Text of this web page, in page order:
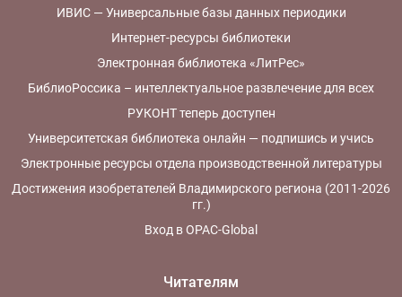
ИВИС — Универсальные базы данных периодики
Интернет-ресурсы библиотеки
Электронная библиотека «ЛитРес»
БиблиоРоссика – интеллектуальное развлечение для всех
РУКОНТ теперь доступен
Университетская библиотека онлайн — подпишись и учись
Электронные ресурсы отдела производственной литературы
Достижения изобретателей Владимирского региона (2011-2026
гг.)
Вход в OPAC-Global
Читателям